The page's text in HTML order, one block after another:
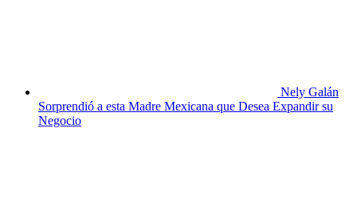
Nely Galán
Sorprendió a esta Madre Mexicana que Desea Expandir su
Negocio